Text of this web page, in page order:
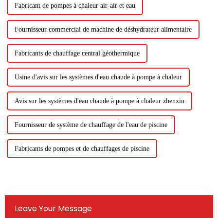
Fabricant de pompes à chaleur air-air et eau
Fournisseur commercial de machine de déshydrateur alimentaire
Fabricants de chauffage central géothermique
Usine d'avis sur les systèmes d'eau chaude à pompe à chaleur
Avis sur les systèmes d'eau chaude à pompe à chaleur zhenxin
Fournisseur de système de chauffage de l'eau de piscine
Fabricants de pompes et de chauffages de piscine
Leave Your Message